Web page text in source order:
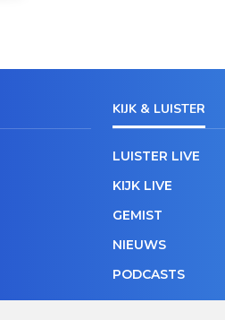
KIJK & LUISTER
LUISTER LIVE
KIJK LIVE
GEMIST
NIEUWS
PODCASTS